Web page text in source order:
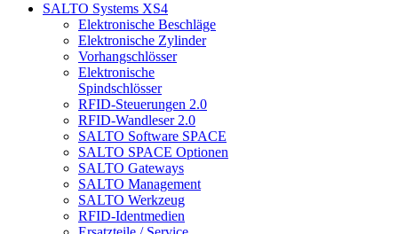
SALTO Systems XS4
Elektronische Beschläge
Elektronische Zylinder
Vorhangschlösser
Elektronische
Spindschlösser
RFID-Steuerungen 2.0
RFID-Wandleser 2.0
SALTO Software SPACE
SALTO SPACE Optionen
SALTO Gateways
SALTO Management
SALTO Werkzeug
RFID-Identmedien